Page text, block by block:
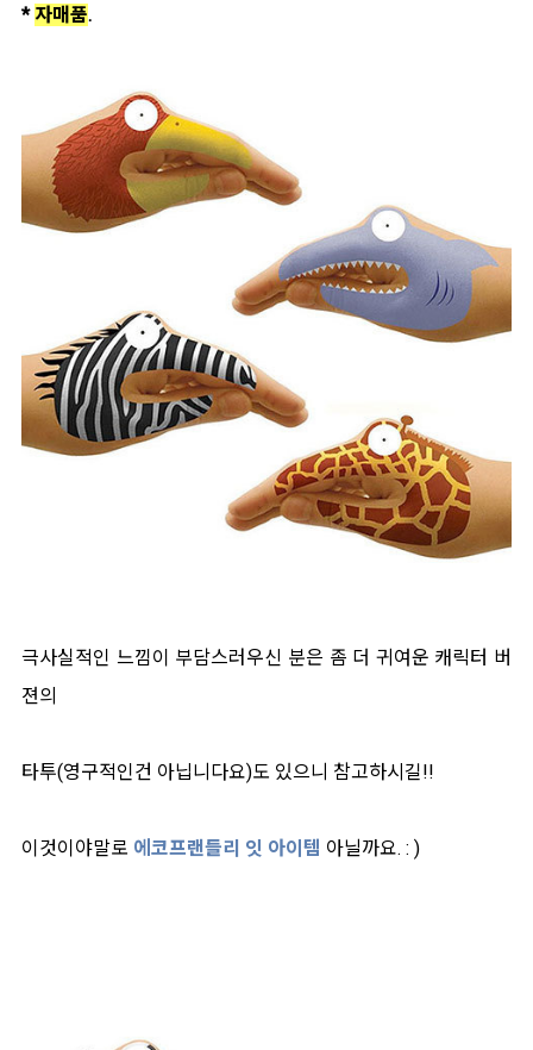
* 자매품.
극사실적인 느낌이 부담스러우신 분은 좀 더 귀여운 캐릭터 버
젼의
타투(영구적인건 아닙니다요)도 있으니 참고하시길!!
이것이야말로 에코프랜들리 잇 아이템 아닐까요. : )